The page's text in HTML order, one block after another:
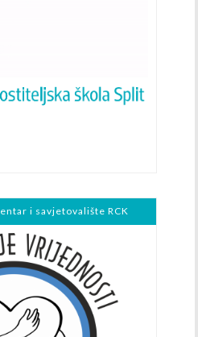
i savjetovalište RCK